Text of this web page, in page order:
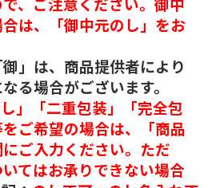
は、「御中元のし」をお
」は、商品提供者により
る場合がございます。
」「二重包装」「完全包
ご希望の場合は、「商品
ご入力ください。ただ
てはお承りできない場合